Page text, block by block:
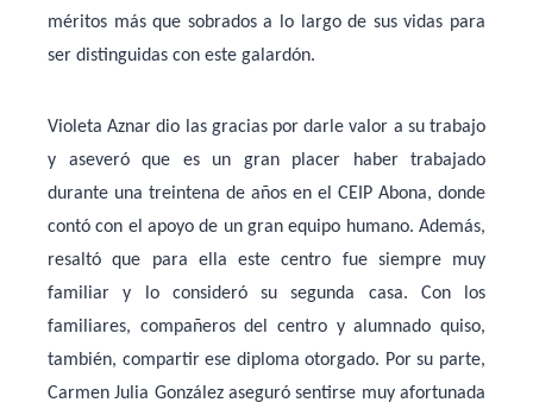
méritos más que sobrados a lo largo de sus vidas para
ser distinguidas con este galardón.
Violeta Aznar dio las gracias por darle valor a su trabajo
y aseveró que es un gran placer haber trabajado
durante una treintena de años en el CEIP Abona, donde
contó con el apoyo de un gran equipo humano. Además,
resaltó que para ella este centro fue siempre muy
familiar y lo consideró su segunda casa. Con los
familiares, compañeros del centro y alumnado quiso,
también, compartir ese diploma otorgado. Por su parte,
Carmen Julia González aseguró sentirse muy afortunada